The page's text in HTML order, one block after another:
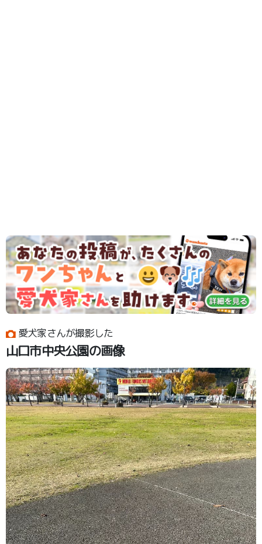
愛犬家さんが撮影した
山口市中央公園の画像